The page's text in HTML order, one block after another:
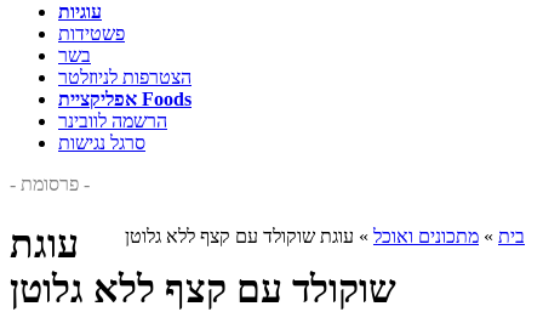
עוגיות
פשטידות
בשר
הצטרפות לניוזלטר
אפליקציית Foods
הרשמה לוובינר
סרגל נגישות
- פרסומת -
בית » מתכונים ואוכל » עוגת שוקולד עם קצף ללא גלוטן
עוגת
שוקולד עם קצף ללא גלוטן